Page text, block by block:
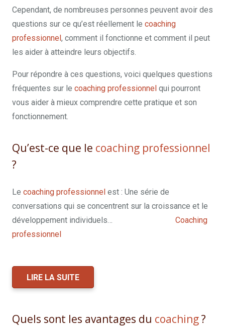
Cependant, de nombreuses personnes peuvent avoir des
questions sur ce qu’est réellement le coaching
professionnel, comment il fonctionne et comment il peut
les aider à atteindre leurs objectifs.
Pour répondre à ces questions, voici quelques questions
fréquentes sur le coaching professionnel qui pourront
vous aider à mieux comprendre cette pratique et son
fonctionnement.
Qu’est-ce que le coaching professionnel
?
Le coaching professionnel est : Une série de
conversations qui se concentrent sur la croissance et le
développement individuels…
Coaching
professionnel
LIRE LA SUITE
Quels sont les avantages du coaching?